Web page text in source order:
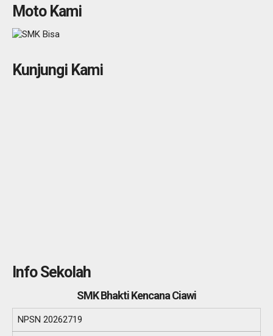
Moto Kami
Kunjungi Kami
Info Sekolah
SMK Bhakti Kencana Ciawi
NPSN 20262719